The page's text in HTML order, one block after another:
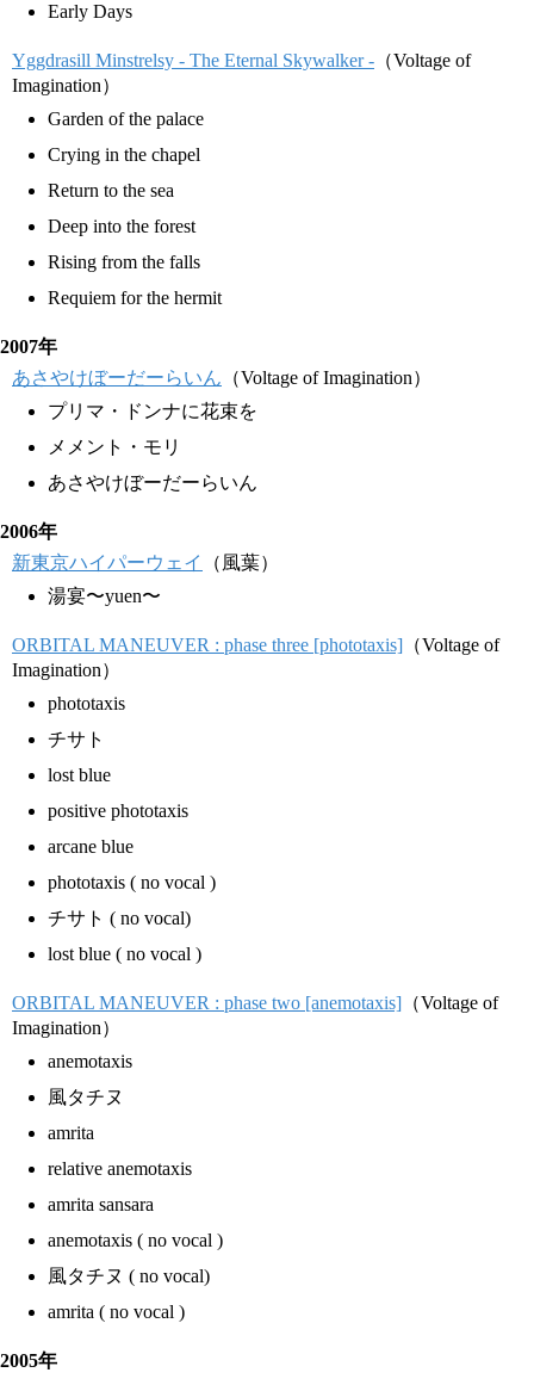
Early Days
Yggdrasill Minstrelsy - The Eternal Skywalker - （Voltage of
Imagination）
Garden of the palace
Crying in the chapel
Return to the sea
Deep into the forest
Rising from the falls
Requiem for the hermit
2007年
あさやけぼーだーらいん （Voltage of Imagination）
プリマ・ドンナに花束を
メメント・モリ
あさやけぼーだーらいん
2006年
新東京ハイパーウェイ
（風葉）
湯宴〜yuen〜
ORBITAL MANEUVER : phase three [phototaxis] （Voltage of
Imagination）
phototaxis
チサト
lost blue
positive phototaxis
arcane blue
phototaxis ( no vocal )
チサト ( no vocal)
lost blue ( no vocal )
ORBITAL MANEUVER : phase two [anemotaxis] （Voltage of
Imagination）
anemotaxis
風タチヌ
amrita
relative anemotaxis
amrita sansara
anemotaxis ( no vocal )
風タチヌ ( no vocal)
amrita ( no vocal )
2005年